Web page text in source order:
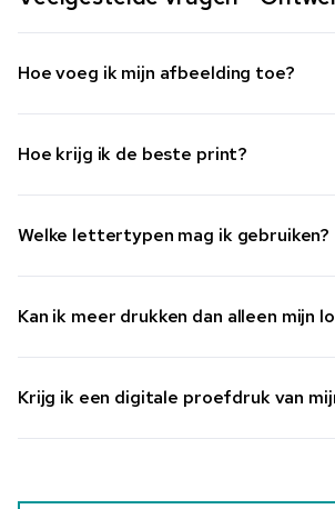
Hoe voeg ik mijn afbeelding toe?
Hoe krijg ik de beste print?
Welke lettertypen mag ik gebruiken?
Kan ik meer drukken dan alleen mijn
Krijg ik een digitale proefdruk van